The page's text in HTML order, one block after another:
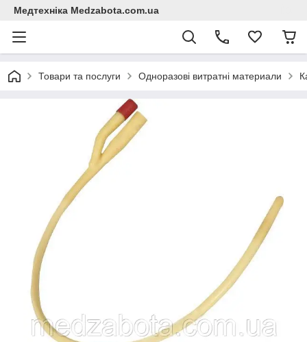
Медтехніка Medzabota.com.ua
Товари та послуги Одноразові витратні материали